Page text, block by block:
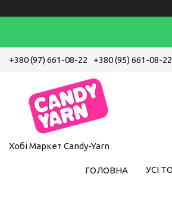
+380 (97) 661-08-22 +380 (95) 661-08-22
Хобі Маркет Candy-Yarn
ГОЛОВНА УСІ